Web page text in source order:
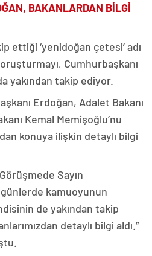
BAKANLARDAN BİLGİ
ettiği ‘yenidoğan çetesi’ adı
Cumhurbaşkanı
yakından takip ediyor.
Erdoğan, Adalet Bakanı
Kemal Memişoğlu’nu
konuya ilişkin detaylı bilgi
Sayın
günlerde kamuoyunun
de yakından takip
detaylı bilgi aldı.”